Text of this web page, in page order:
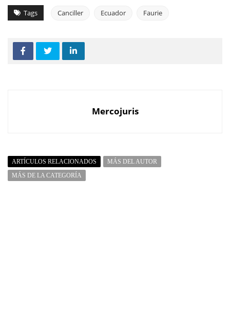
Tags Canciller Ecuador Faurie
Mercojuris
ARTÍCULOS RELACIONADOS
MÁS DEL AUTOR
MÁS DE LA CATEGORÍA